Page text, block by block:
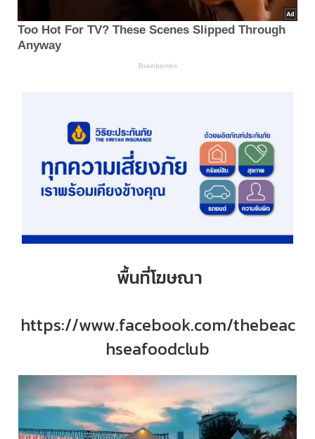
พื้นที่โฆษณา
https://www.facebook.com/thebeac
hseafoodclub